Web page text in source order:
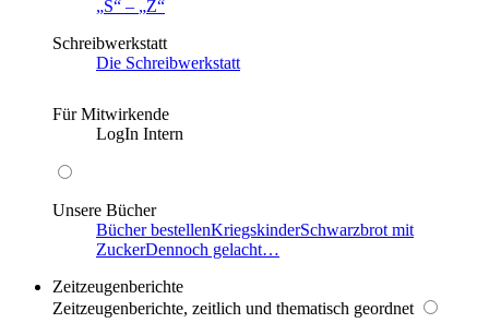
S
–
Z
Schreibwerkstatt
Die Schreibwerkstatt
Für Mitwirkende
LogIn Intern
Unsere Bücher
Bücher bestellenKriegskinderSchwarzbrot mit
ZuckerDennoch gelacht…
Zeitzeugenberichte
Zeitzeugenberichte, zeitlich und thematisch geordnet